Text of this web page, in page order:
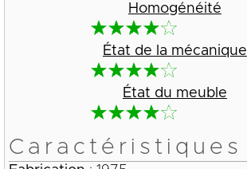
Homogénéité
État de la mécanique
État du meuble
Caractéristiques